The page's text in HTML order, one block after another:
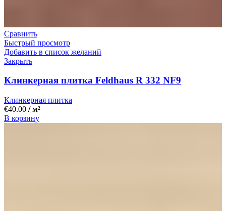
Сравнить
Быстрый просмотр
Добавить в список желаний
Закрыть
Клинкерная плитка Feldhaus R 332 NF9
Клинкерная плитка
€40.00 / м²
В корзину